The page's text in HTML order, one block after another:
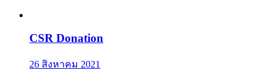
CSR Donation
26 สิงหาคม 2021